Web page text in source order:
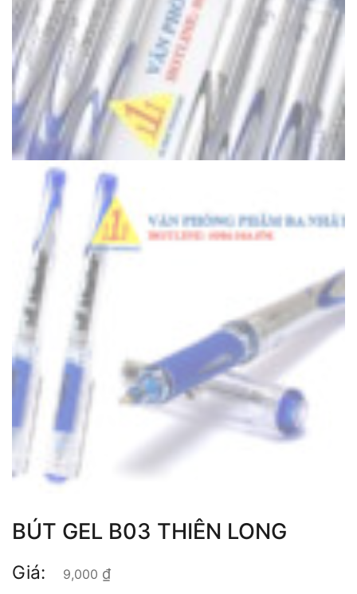
BÚT GEL B03 THIÊN LONG
Giá: 9,000 ₫